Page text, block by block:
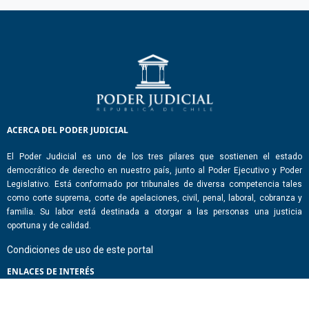
ACERCA DEL PODER JUDICIAL
El Poder Judicial es uno de los tres pilares que sostienen el estado
democrático de derecho en nuestro país, junto al Poder Ejecutivo y Poder
Legislativo. Está conformado por tribunales de diversa competencia tales
como corte suprema, corte de apelaciones, civil, penal, laboral, cobranza y
familia. Su labor está destinada a otorgar a las personas una justicia
oportuna y de calidad.
Condiciones de uso de este portal
ENLACES DE INTERÉS